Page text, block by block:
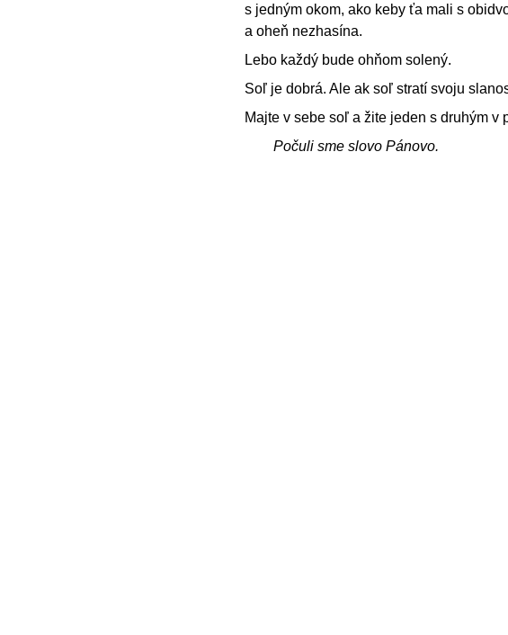
s jedným okom, ako keby ťa mali s
a oheň nezhasína.
Lebo každý bude ohňom solený.
Soľ je dobrá. Ale ak soľ stratí svoju
Majte v sebe soľ a žite jeden s druhým v
Počuli sme slovo Pánovo.